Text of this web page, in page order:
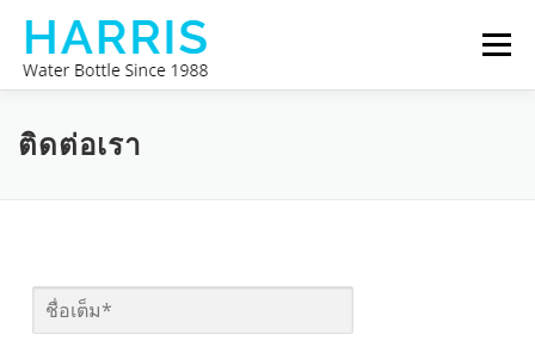
Skip
content
Menu
ขวดน้ำแฮร์ริส
ติดต่อเรา